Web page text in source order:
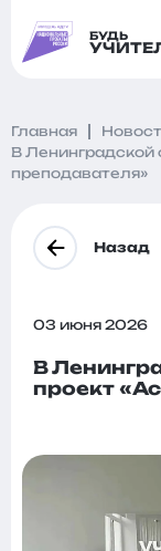
БУДЬ
Главная
В Ленинградской
преподавателя»
Назад
03 июня 2026
В
проект